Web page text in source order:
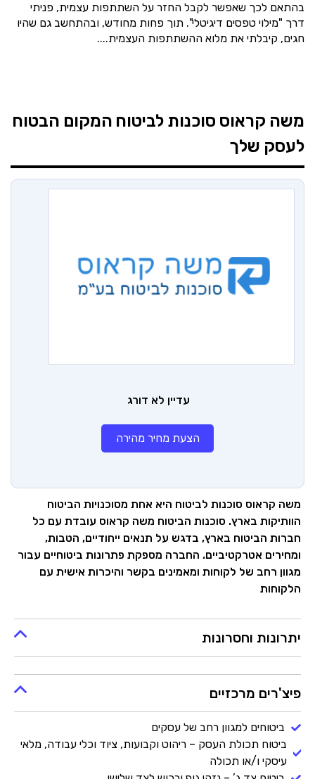
בהתאם לכך שאפשר לקבל החזר על השתתפות עצמית, פניתי
דרך "מילוי טפסים דיגיטלי". תוך פחות מחודש, ובהתחשב גם שהיו
חגים, קיבלתי את מלוא ההשתתפות העצמית....
משה קראוס סוכנות לביטוח המקום הבטוח
לעסק שלך
עדיין לא דורג
הצעת מחיר מהירה
משה קראוס סוכנות לביטוח היא אחת מסוכנויות הביטוח
הוותיקות בארץ. סוכנות הביטוח משה קראוס עובדת עם כל
חברות הביטוח בארץ, בדגש על תנאים ייחודיים, הטבות,
ומחירים אטרקטיביים. החברה מספקת פתרונות ביטוחיים עבור
מגוון רחב של לקוחות ומאמינים בקשר והיכרות אישית עם
הלקוחות
יתרונות וחסרונות
פיצ'רים מרכזיים
ביטוחים למגוון רחב של עסקים
ביטוח תכולת העסק – ריהוט וקבועות, ציוד וכלי עבודה, מלאי
עיסקי ו/או תכולה